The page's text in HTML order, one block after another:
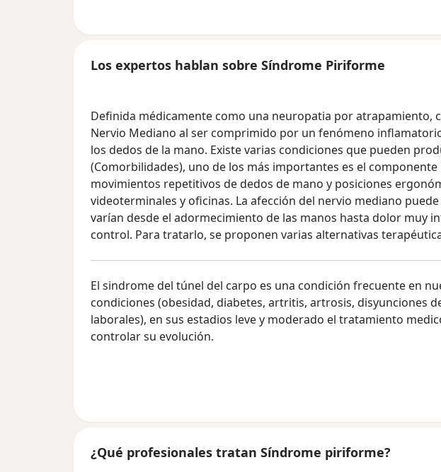
Los expertos hablan sobre Síndrome Piriforme
Definida médicamente como una neuropatia por atrapamiento,
Nervio Mediano al ser comprimido por un fenómeno
los dedos de la mano. Existe varias condiciones que pueden
(Comorbilidades), uno de los más importantes es el
movimientos repetitivos de dedos de mano y posiciones
videoterminales y oficinas. La afección del nervio mediano
varían desde el adormecimiento de las manos hasta dolor muy
control. Para tratarlo, se proponen varias alternativas
El sindrome del túnel del carpo es una condición frecuente en
condiciones (obesidad, diabetes, artritis, artrosis, disyunciones
laborales), en sus estadios leve y moderado el tratamiento
controlar su evolución.
¿Qué profesionales tratan Síndrome piriforme?